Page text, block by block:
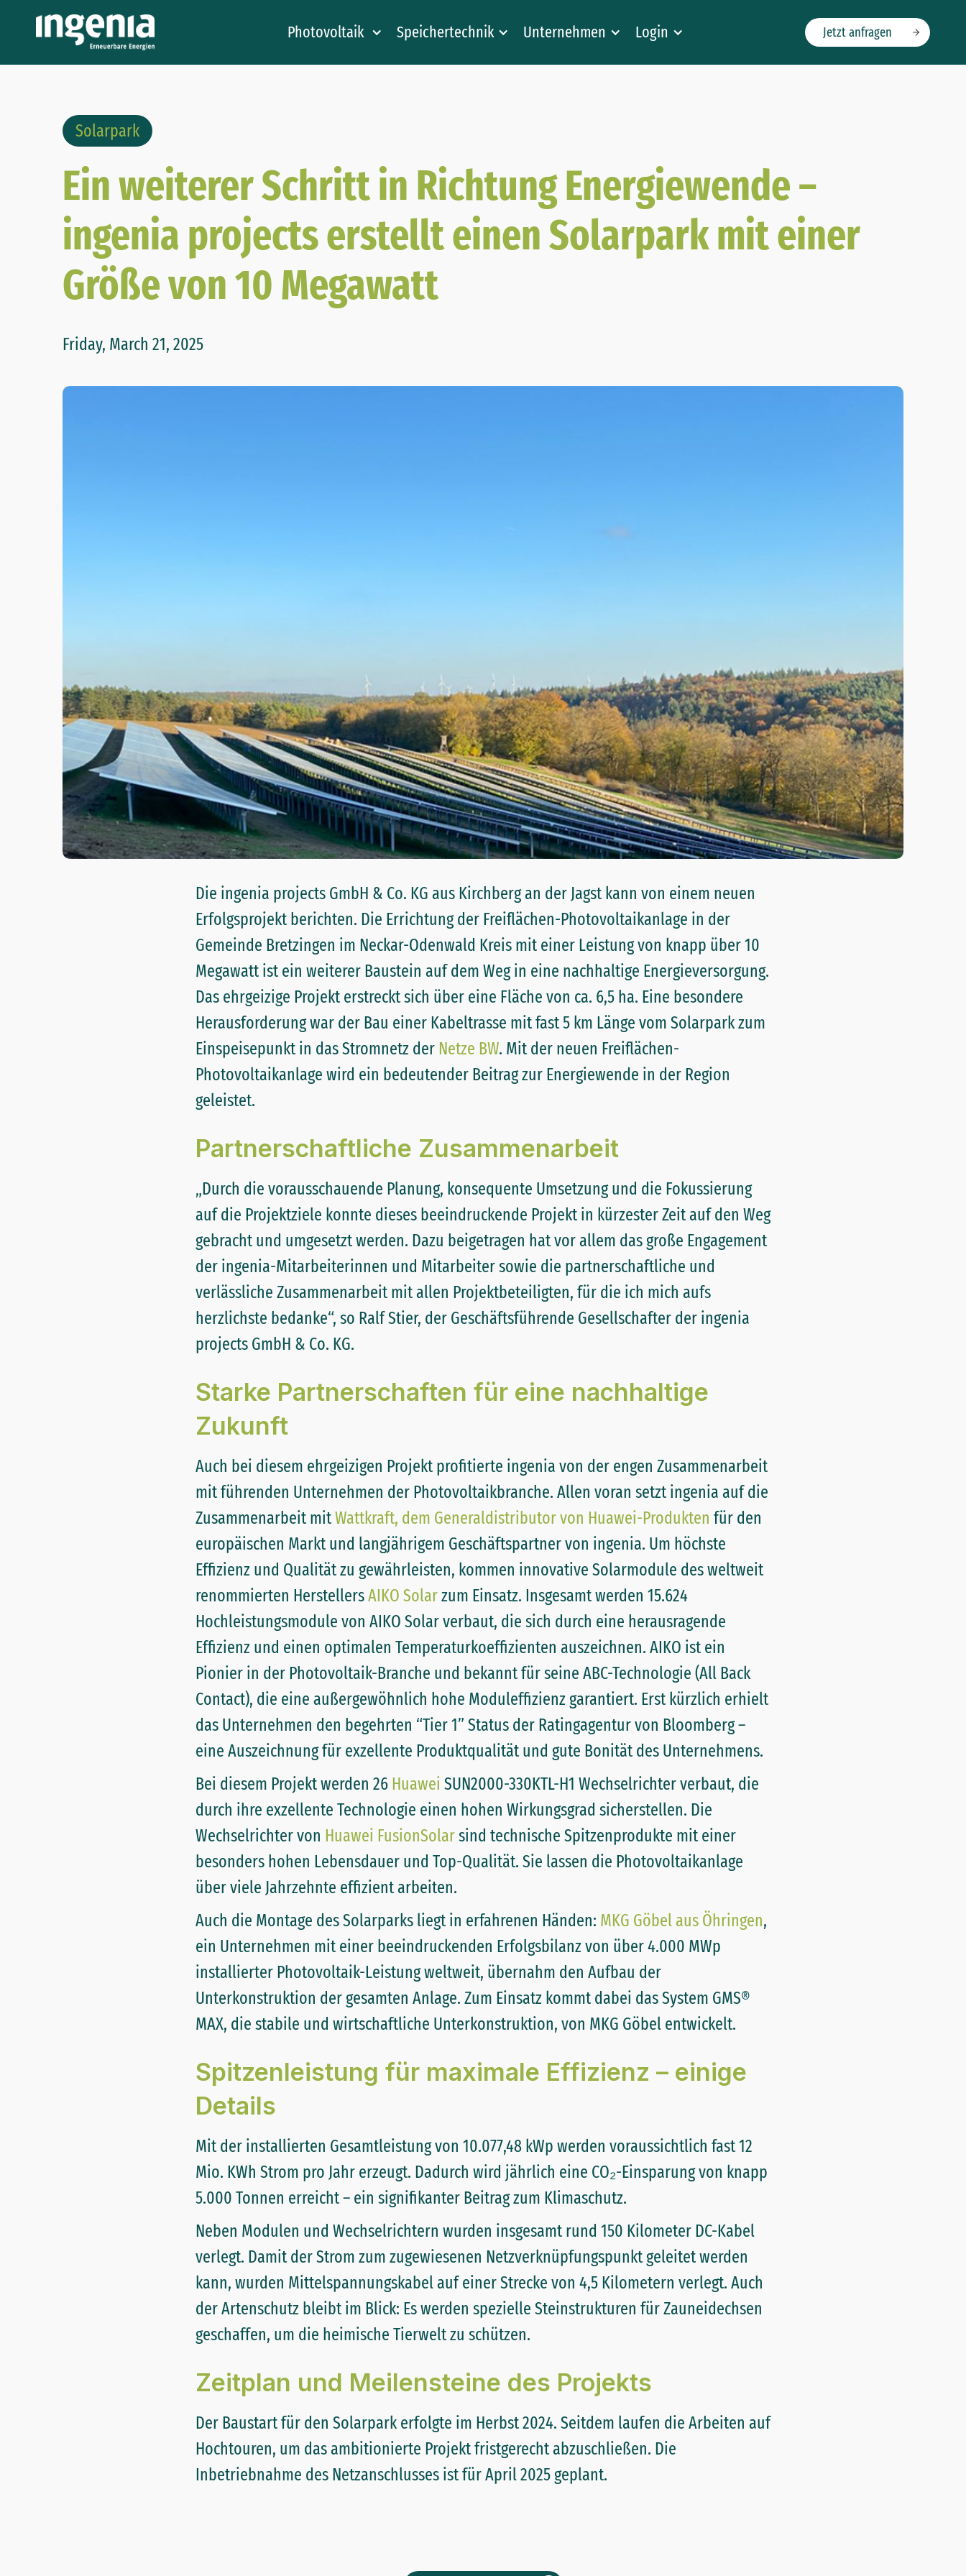
Photovoltaik Speichertechnik Unternehmen Login Jetzt anfragen
Solarpark
Ein weiterer Schritt in Richtung Energiewende –
ingenia projects erstellt einen Solarpark mit einer
Größe von 10 Megawatt
Friday, March 21, 2025
Die ingenia projects GmbH & Co. KG aus Kirchberg an der Jagst kann von einem neuen
Erfolgsprojekt berichten. Die Errichtung der Freiflächen-Photovoltaikanlage in der
Gemeinde Bretzingen im Neckar-Odenwald Kreis mit einer Leistung von knapp über 10
Megawatt ist ein weiterer Baustein auf dem Weg in eine nachhaltige Energieversorgung.
Das ehrgeizige Projekt erstreckt sich über eine Fläche von ca. 6,5 ha. Eine besondere
Herausforderung war der Bau einer Kabeltrasse mit fast 5 km Länge vom Solarpark zum
Einspeisepunkt in das Stromnetz der Netze BW. Mit der neuen Freiflächen-
Photovoltaikanlage wird ein bedeutender Beitrag zur Energiewende in der Region
geleistet.
Partnerschaftliche Zusammenarbeit
„Durch die vorausschauende Planung, konsequente Umsetzung und die Fokussierung
auf die Projektziele konnte dieses beeindruckende Projekt in kürzester Zeit auf den Weg
gebracht und umgesetzt werden. Dazu beigetragen hat vor allem das große Engagement
der ingenia-Mitarbeiterinnen und Mitarbeiter sowie die partnerschaftliche und
verlässliche Zusammenarbeit mit allen Projektbeteiligten, für die ich mich aufs
herzlichste bedanke“, so Ralf Stier, der Geschäftsführende Gesellschafter der ingenia
projects GmbH & Co. KG.
Starke Partnerschaften für eine nachhaltige
Zukunft
Auch bei diesem ehrgeizigen Projekt profitierte ingenia von der engen Zusammenarbeit
mit führenden Unternehmen der Photovoltaikbranche. Allen voran setzt ingenia auf die
Zusammenarbeit mitWattkraft, dem Generaldistributor von Huawei-Produkten für den
europäischen Markt und langjährigem Geschäftspartner von ingenia. Um höchste
Effizienz und Qualität zu gewährleisten, kommen innovative Solarmodule des weltweit
renommierten HerstellersAIKO Solarzum Einsatz. Insgesamt werden 15.624
Hochleistungsmodule von AIKO Solar verbaut, die sich durch eine herausragende
Effizienz und einen optimalen Temperaturkoeffizienten auszeichnen. AIKO ist ein
Pionier in der Photovoltaik-Branche und bekannt für seine ABC-Technologie (All Back
Contact), die eine außergewöhnlich hohe Moduleffizienz garantiert. Erst kürzlich erhielt
das Unternehmen den begehrten “Tier 1” Status der Ratingagentur von Bloomberg –
eine Auszeichnung für exzellente Produktqualität und gute Bonität des Unternehmens.
Bei diesem Projekt werden 26 Huawei SUN2000-330KTL-H1 Wechselrichter verbaut, die
durch ihre exzellente Technologie einen hohen Wirkungsgrad sicherstellen. Die
Wechselrichter von Huawei FusionSolarsind technische Spitzenprodukte mit einer
besonders hohen Lebensdauer und Top-Qualität. Sie lassen die Photovoltaikanlage
über viele Jahrzehnte effizient arbeiten.
Auch die Montage des Solarparks liegt in erfahrenen Händen: MKG Göbel aus Öhringen,
ein Unternehmen mit einer beeindruckenden Erfolgsbilanz von über 4.000 MWp
installierter Photovoltaik-Leistung weltweit, übernahm den Aufbau der
Unterkonstruktion der gesamten Anlage. Zum Einsatz kommt dabei das System GMS®
MAX, die stabile und wirtschaftliche Unterkonstruktion, von MKG Göbel entwickelt.
Spitzenleistung für maximale Effizienz – einige
Details
Mit der installierten Gesamtleistung von 10.077,48 kWp werden voraussichtlich fast 12
Mio. KWh Strom pro Jahr erzeugt. Dadurch wird jährlich eine CO₂-Einsparung von knapp
5.000 Tonnen erreicht – ein signifikanter Beitrag zum Klimaschutz.
Neben Modulen und Wechselrichtern wurden insgesamt rund 150 Kilometer DC-Kabel
verlegt. Damit der Strom zum zugewiesenen Netzverknüpfungspunkt geleitet werden
kann, wurden Mittelspannungskabel auf einer Strecke von 4,5 Kilometern verlegt. Auch
der Artenschutz bleibt im Blick: Es werden spezielle Steinstrukturen für Zauneidechsen
geschaffen, um die heimische Tierwelt zu schützen.
Zeitplan und Meilensteine des Projekts
Der Baustart für den Solarpark erfolgte im Herbst 2024. Seitdem laufen die Arbeiten auf
Hochtouren, um das ambitionierte Projekt fristgerecht abzuschließen. Die
Inbetriebnahme des Netzanschlusses ist für April 2025 geplant.